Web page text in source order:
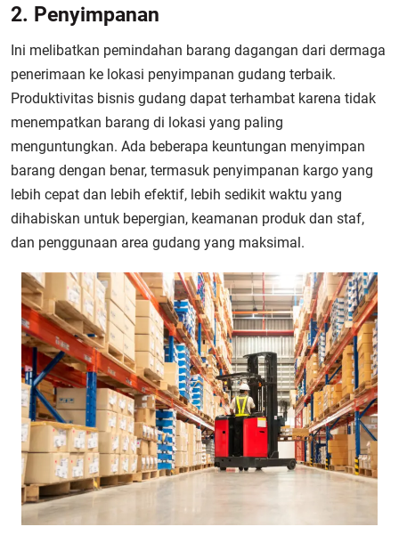
2. Penyimpanan
Ini melibatkan pemindahan barang dagangan dari dermaga
penerimaan ke lokasi penyimpanan gudang terbaik.
Produktivitas bisnis gudang dapat terhambat karena tidak
menempatkan barang di lokasi yang paling
menguntungkan. Ada beberapa keuntungan menyimpan
barang dengan benar, termasuk penyimpanan kargo yang
lebih cepat dan lebih efektif, lebih sedikit waktu yang
dihabiskan untuk bepergian, keamanan produk dan staf,
dan penggunaan area gudang yang maksimal.